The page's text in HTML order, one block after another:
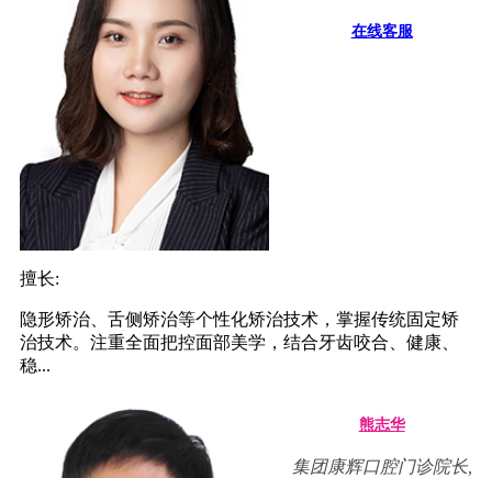
在线客服
擅长:
隐形矫治、舌侧矫治等个性化矫治技术，掌握传统固定矫
治技术。注重全面把控面部美学，结合牙齿咬合、健康、
稳...
熊志华
集团康辉口腔门诊院长,